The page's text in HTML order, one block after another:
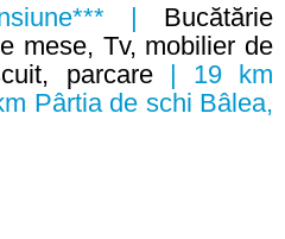
| Bucătărie
mese, Tv, mobilier de
parcare| 19 km
Pârtia de schi Bâlea,